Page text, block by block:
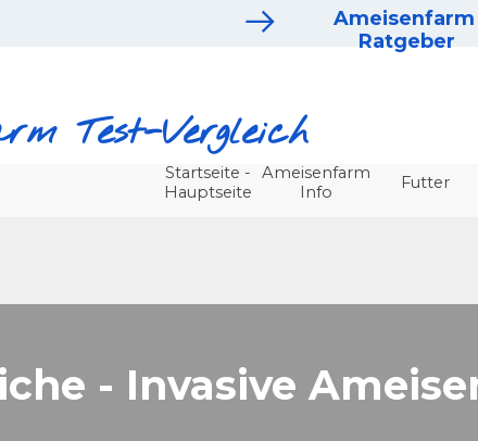
Startseite -
Hauptseite
Ameisenfarm
Info
Futter
Test-Vergleich
Ameisenfarm
Ratgeber
- Invasive